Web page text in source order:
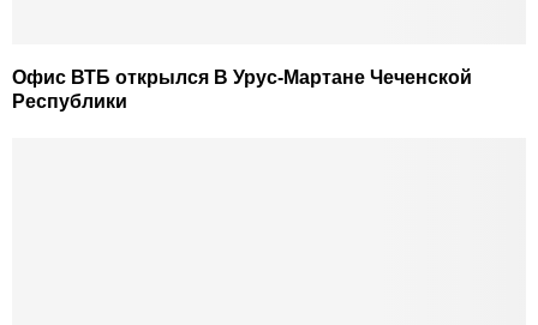
Офис ВТБ открылся В Урус-Мартане Чеченской
Республики